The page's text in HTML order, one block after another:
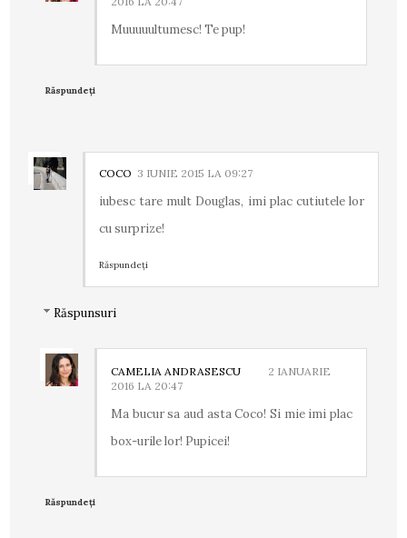
Muuuuultumesc! Te pup!
Răspundeți
COCO 3 IUNIE 2015 LA 09:27
iubesc tare mult Douglas, imi plac cutiutele lor
cu surprize!
Răspundeți
Răspunsuri
CAMELIA ANDRASESCU
2 IANUARIE
2016 LA 20:47
Ma bucur sa aud asta Coco! Si mie imi plac
box-urile lor! Pupicei!
Răspundeți